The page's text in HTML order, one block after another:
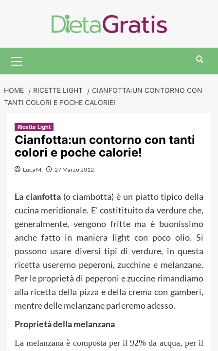
Menu
HOME RICETTE LIGHT
CIANFOTTA:UN CONTORNO CON
TANTI COLORI E POCHE CALORIE!
Ricette Light
Cianfotta:un contorno con tanti
colori e poche calorie!
Luca M. 27 Marzo 2012
La cianfotta(o ciambotta) è un piatto tipico della
cucina meridionale. E’ costitituito da verdure che,
generalmente, vengono fritte ma è buonissimo
anche fatto in maniera light con poco olio. Si
possono usare diversi tipi di verdure, in questa
ricetta useremo peperoni, zucchine e melanzane.
Per le proprietà di peperoni e zuccine rimandiamo
alla ricetta della pizza e della crema con gamberi,
mentre delle melanzane parleremo adesso.
Proprietà della melanzana
La melanzana è composta per il92% da acqua, per il